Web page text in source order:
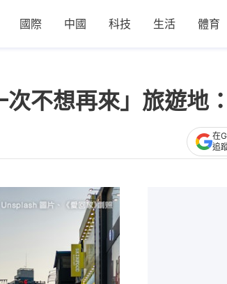
國際 中國 科技 生活 體育
不想再來」旅遊地
在
追